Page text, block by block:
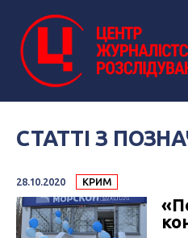
СТАТТІ З
28.10.2020 КРИМ